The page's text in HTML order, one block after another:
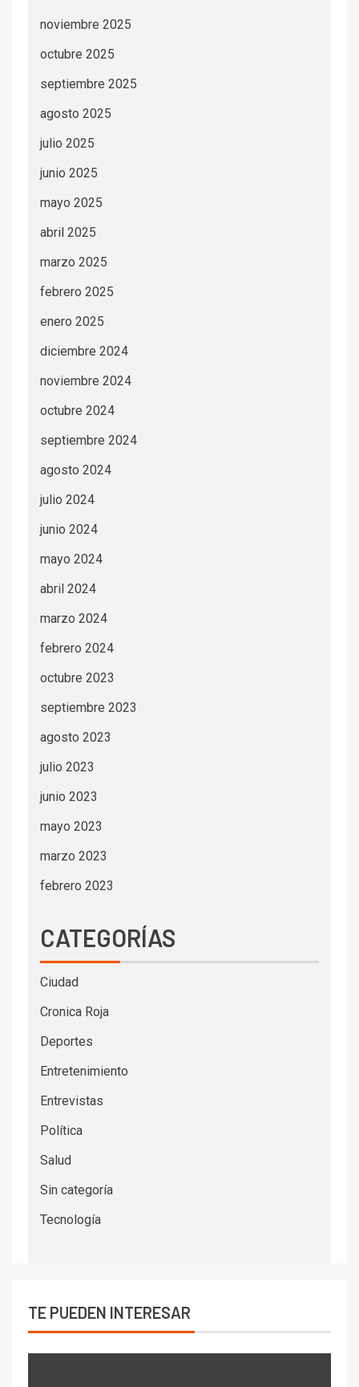
noviembre 2025
octubre 2025
septiembre 2025
agosto 2025
julio 2025
junio 2025
mayo 2025
abril 2025
marzo 2025
febrero 2025
enero 2025
diciembre 2024
noviembre 2024
octubre 2024
septiembre 2024
agosto 2024
julio 2024
junio 2024
mayo 2024
abril 2024
marzo 2024
febrero 2024
octubre 2023
septiembre 2023
agosto 2023
julio 2023
junio 2023
mayo 2023
marzo 2023
febrero 2023
CATEGORÍAS
Ciudad
Cronica Roja
Deportes
Entretenimiento
Entrevistas
Política
Salud
Sin categoría
Tecnología
TE PUEDEN INTERESAR